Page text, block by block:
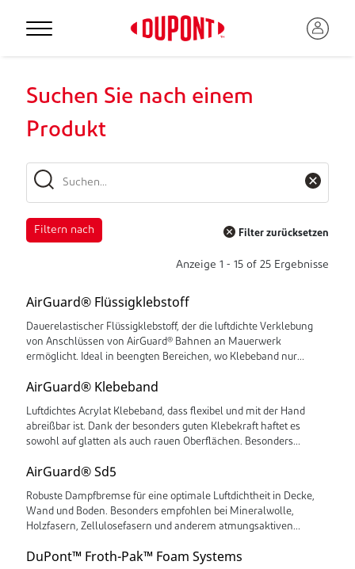
Suchen Sie nach einem
Produkt
Filtern nach Filter zurücksetzen
Anzeige 1 - 15 of 25 Ergebnisse
AirGuard® Flüssigklebstoff
Dauerelastischer Flüssigklebstoff, der die luftdichte Verklebung
von Anschlüssen von AirGuard® Bahnen an Mauerwerk
ermöglicht. Ideal in beengten Bereichen, wo Klebeband nur
AirGuard® Klebeband
Luftdichtes Acrylat Klebeband, dass flexibel und mit der Hand
abreißbar ist. Dank der besonders guten Klebekraft haftet es
sowohl auf glatten als auch rauen Oberflächen. Besonders
Ecken oder Kanten.
AirGuard® Sd5
Robuste Dampfbremse für eine optimale Luftdichtheit in Decke,
Wand und Boden. Besonders empfohlen bei Mineralwolle,
Holzfasern, Zellulosefasern und anderem atmungsaktiven
DuPont™ Froth-Pak™ Foam Systems